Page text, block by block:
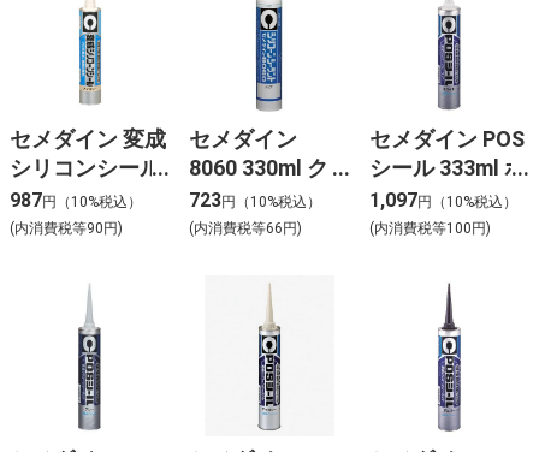
セメダイン 変成
シリコンシール
333ml アイボリ
ー
987円（10%税込）
(内消費税等90円)
セメダイン
8060 330ml ク
リヤー
723円（10%税込）
(内消費税等66円)
セメダイン POS
シール 333ml ホ
ワイト
1,097円（10%税込）
(内消費税等100円)